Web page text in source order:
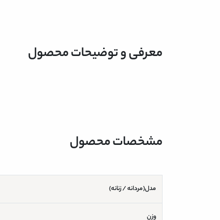
معرفی و توضیحات محصول
مشخصات محصول
مدل(مردانه / زنانه)
وزن